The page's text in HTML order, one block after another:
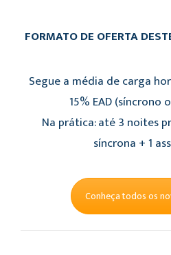
FORMATO DE OFERTA
Segue a média de carga
15% EAD (síncrono
Na prática: até 3 noites
síncrona + 1
Conheça todos os